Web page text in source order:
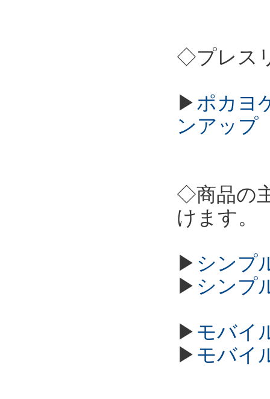
◇プレス
▶ポカヨ
ンアッ
◇商品の
けます。
▶ シンプ
▶ シンプ
▶ モバイ
▶ モバイ